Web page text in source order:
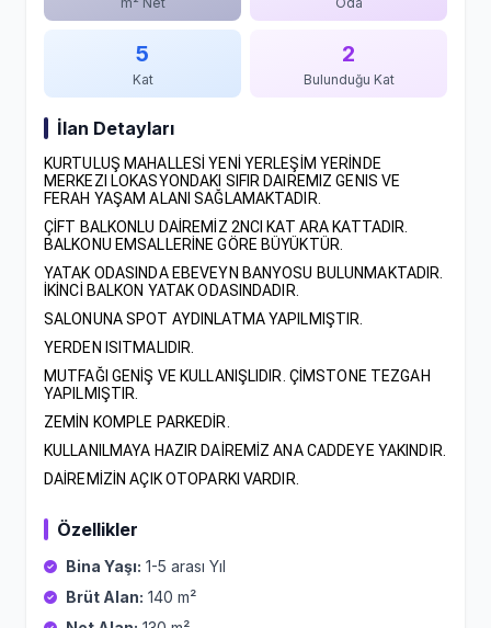
5
Kat
2
Bulunduğu Kat
İlan Detayları
KURTULUŞ MAHALLESİ YENİ YERLEŞİM YERİNDE
MERKEZI LOKASYONDAKI SIFIR DAIREMIZ GENIS VE
FERAH YAŞAM ALANI SAĞLAMAKTADIR.
ÇİFT BALKONLU DAİREMİZ 2NCI KAT ARA KATTADIR.
BALKONU EMSALLERİNE GÖRE BÜYÜKTÜR.
YATAK ODASINDA EBEVEYN BANYOSU BULUNMAKTADIR.
İKİNCİ BALKON YATAK ODASINDADIR.
SALONUNA SPOT AYDINLATMA YAPILMIŞTIR.
YERDEN ISITMALIDIR.
MUTFAĞI GENİŞ VE KULLANIŞLIDIR. ÇİMSTONE TEZGAH
YAPILMIŞTIR.
ZEMİN KOMPLE PARKEDİR.
KULLANILMAYA HAZIR DAİREMİZ ANA CADDEYE YAKINDIR.
DAİREMİZİN AÇIK OTOPARKI VARDIR.
Özellikler
Bina Yaşı: 1-5 arası Yıl
Brüt Alan: 140 m²